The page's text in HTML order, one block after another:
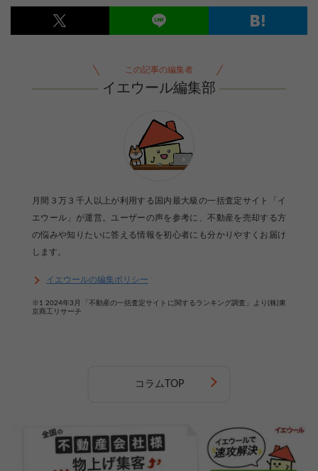
この記事の編集者
イエウール編集部
月間３万３千人以上が利用する国内最大級の一括査定サイト「イ
エウール」が運営。ユーザーの声を参考に、不動産を売却する方
の悩みや知りたいに答える情報を初心者にも分かりやすくお届け
します。
イエウールの編集ポリシー
※1 2024年3月「不動産の一括査定サイトに関するランキング調査」より(株)東
京商工リサーチ
コラムTOP